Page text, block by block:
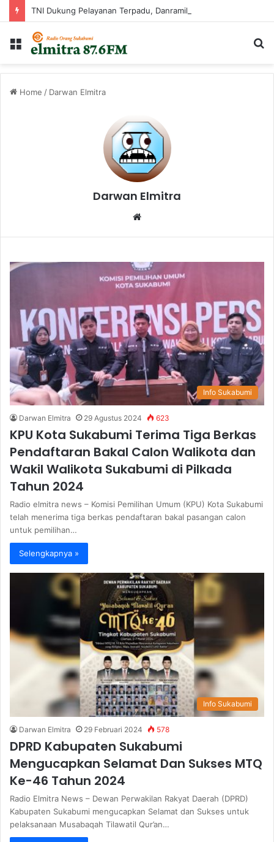
Menu
Home / Darwan Elmitra
Darwan Elmitra
s
i
t
e
Info Sukabumi
Darwan Elmitra 29 Agustus 2024 623
KPU Kota Sukabumi Terima Tiga Berkas
Pendaftaran Bakal Calon Walikota dan
Wakil Walikota Sukabumi di Pilkada
Tahun 2024
Radio elmitra news – Komisi Pemilihan Umum (KPU) Kota Sukabumi
telah menerima tiga berkas pendaftaran bakal pasangan calon
untuk pemilihan…
Selengkapnya »
Info Sukabumi
Darwan Elmitra 29 Februari 2024 578
DPRD Kabupaten Sukabumi
Mengucapkan Selamat Dan Sukses MTQ
Ke-46 Tahun 2024
Radio Elmitra News – Dewan Perwakilan Rakyat Daerah (DPRD)
Kabupaten Sukabumi mengucapkan Selamat dan Sukses untuk
pelaksanaan Musabaqah Tilawatil Qur’an…